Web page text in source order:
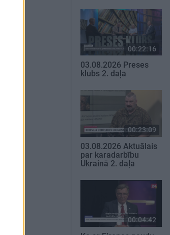
00:22:16
03.08.2026 Preses
klubs 2. daļa
00:23:09
03.08.2026 Aktuālais
par karadarbību
Ukrainā 2. daļa
00:04:42